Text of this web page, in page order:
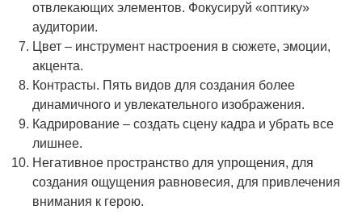
отвлекающих элементов. Фокусируй «оптику»
аудитории.
Цвет – инструмент настроения в сюжете, эмоции,
акцента.
Контрасты. Пять видов для создания более
динамичного и увлекательного изображения.
Кадрирование – создать сцену кадра и убрать все
лишнее.
Негативное пространство для упрощения, для
создания ощущения равновесия, для привлечения
внимания к герою.